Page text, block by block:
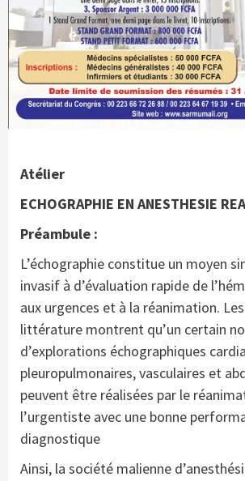
Atélier
ECHOGRAPHIE EN ANESTHESIE
Préambule :
L’échographie constitue un moyen
invasif à d’évaluation rapide de
aux urgences et à la réanimation.
littérature montrent qu’un certain
d’explorations échographiques
pleuropulmonaires, vasculaires et
peuvent être réalisées par le
l’urgentiste avec une bonne
diagnostique
Ainsi, la société malienne